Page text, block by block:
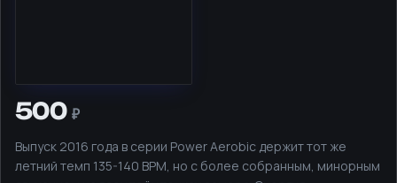
500
Выпуск 2016 года в серии Power Aerobic держит тот же
летний темп 135-140 BPM, но с более собранным, минорным